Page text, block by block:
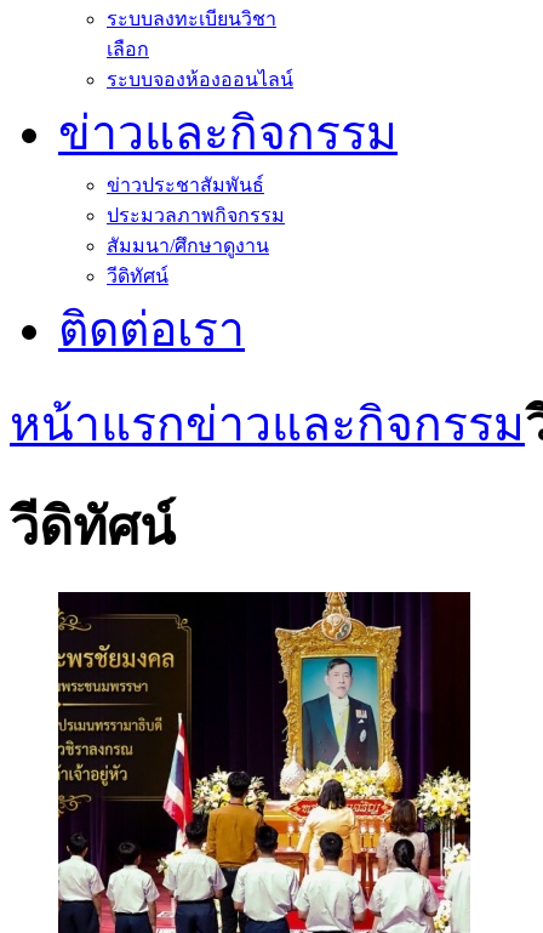
ระบบลงทะเบียนวิชา
เลือก
ระบบจองห้องออนไลน์
ข่าวและกิจกรรม
ข่าวประชาสัมพันธ์
ประมวลภาพกิจกรรม
สัมมนา/ศึกษาดูงาน
วีดิทัศน์
ติดต่อเรา
หน้าแรกข่าวและกิจกรรม
วีดิทัศน์